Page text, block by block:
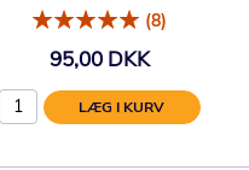
(8)
95,00 DKK
LÆG I KURV